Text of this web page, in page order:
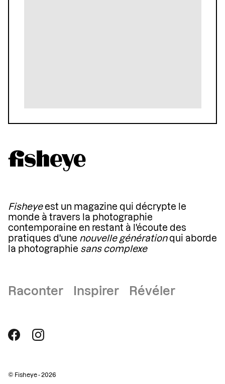
Fisheyeest un magazine qui décrypte le
monde à travers la photographie
contemporaine en restant à l'écoute des
pratiques d'une nouvelle générationqui aborde
la photographie sans complexe
Raconter Inspirer Révéler
© Fisheye - 2026